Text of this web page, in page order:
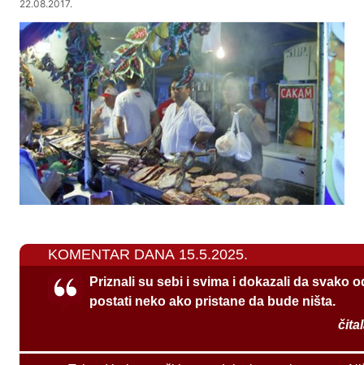
22.08.2017.
KOMENTAR DANA 15.5.2025.
Priznali su sebi i svima i dokazali da svako
postati neko ako pristane da bude ništa.